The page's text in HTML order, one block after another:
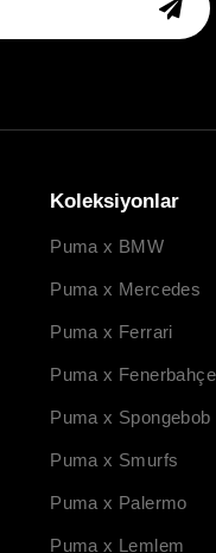
Koleksiyonlar
Puma x BMW
Puma x Mercedes
Puma x Ferrari
Puma x Fenerbahçe
Puma x Spongebob
Puma x Smurfs
Puma x Palermo
Puma x Lemlem